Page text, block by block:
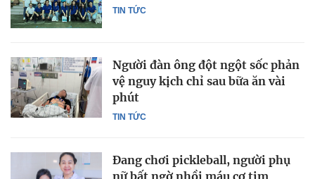
TIN TỨC
TIN TỨC
Người đàn ông đột ngột sốc phản
vệ nguy kịch chỉ sau bữa ăn vài
phút
Đang chơi pickleball, người phụ
nữ bất ngờ nhồi máu cơ tim